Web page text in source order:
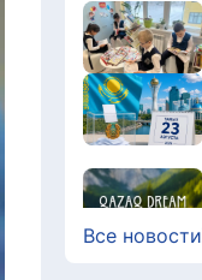
Все новости